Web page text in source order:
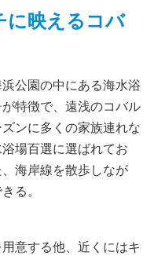
に映えるコバ
公園の中にある海水浴
特徴で、遠浅のコバル
ンに多くの家族連れな
場百選に選ばれてお
海岸線を散歩しなが
る。
意する他、近くにはキ